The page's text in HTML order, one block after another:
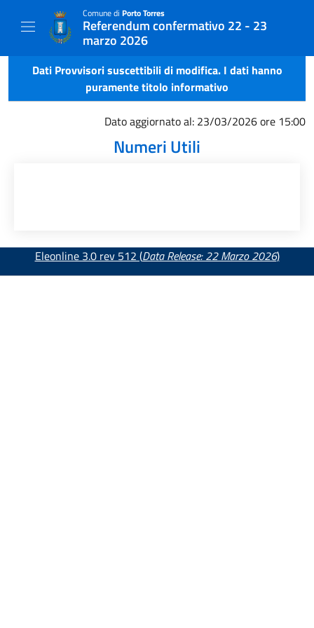
Comune di Porto Torres
Referendum confermativo 22 - 23
marzo 2026
Dati Provvisori suscettibili di modifica. I dati hanno
puramente titolo informativo
Dato aggiornato al: 23/03/2026 ore 15:00
Numeri Utili
Eleonline 3.0 rev 512 (Data Release: 22 Marzo 2026)